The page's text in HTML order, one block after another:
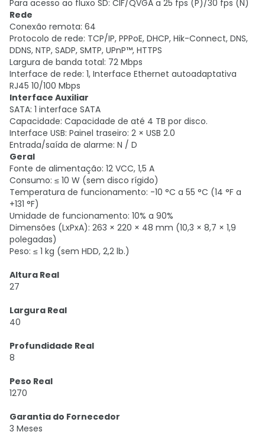
Para acesso ao fluxo SD: CIF/QVGA a 25 fps (P)/30 fps (N)
Rede
Conexão remota: 64
Protocolo de rede: TCP/IP, PPPoE, DHCP, Hik-Connect, DNS,
DDNS, NTP, SADP, SMTP, UPnP™, HTTPS
Largura de banda total: 72 Mbps
Interface de rede: 1, Interface Ethernet autoadaptativa
RJ45 10/100 Mbps
Interface Auxiliar
SATA: 1 interface SATA
Capacidade: Capacidade de até 4 TB por disco.
Interface USB: Painel traseiro: 2 × USB 2.0
Entrada/saída de alarme: N / D
Geral
Fonte de alimentação: 12 VCC, 1,5 A
Consumo: ≤ 10 W (sem disco rígido)
Temperatura de funcionamento: -10 °C a 55 °C (14 °F a
+131 °F)
Umidade de funcionamento: 10% a 90%
Dimensões (LxPxA): 263 × 220 × 48 mm (10,3 × 8,7 × 1,9
polegadas)
Peso: ≤ 1 kg (sem HDD, 2,2 lb.)
Altura Real
27
Largura Real
40
Profundidade Real
8
Peso Real
1270
Garantia do Fornecedor
3 Meses